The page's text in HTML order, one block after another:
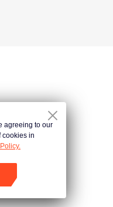
agreeing to our
cookies in